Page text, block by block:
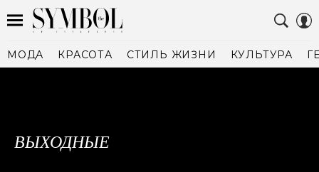
МОДА КРАСОТА СТИЛЬ ЖИЗНИ КУЛЬТУРА
ВЫХОДНЫЕ